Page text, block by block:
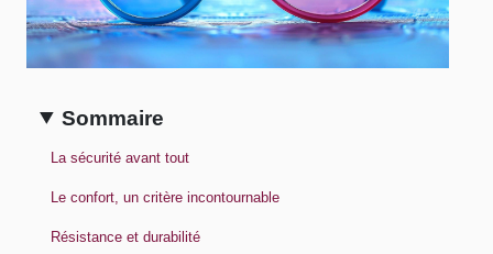
Sommaire
La sécurité avant tout
Le confort, un critère incontournable
Résistance et durabilité